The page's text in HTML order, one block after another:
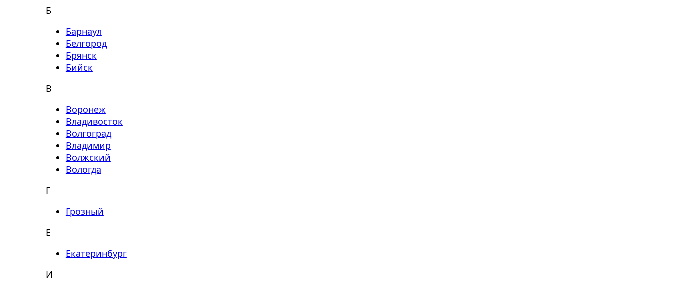
Б
Барнаул
Белгород
Брянск
Бийск
В
Воронеж
Владивосток
Волгоград
Владимир
Волжский
Вологда
Г
Грозный
Е
Екатеринбург
И